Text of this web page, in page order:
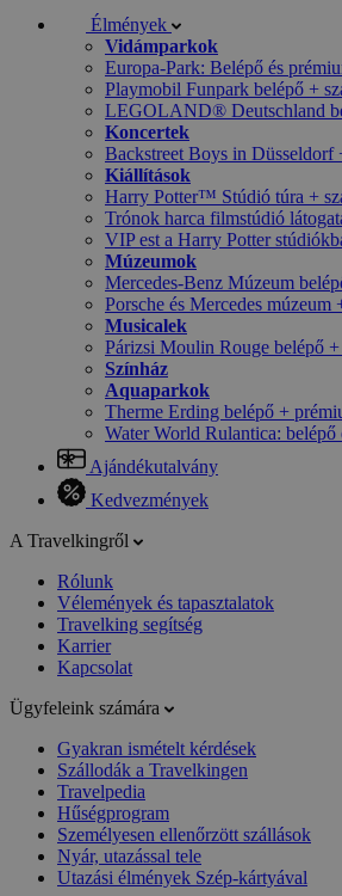
Élmények
Vidámparkok
Europa-Park: Belépő és
Playmobil Funpark belépő +
LEGOLAND® Deutschland
Koncertek
Backstreet Boys in Düsseldorf
Kiállítások
Harry Potter™ Stúdió túra +
Trónok harca filmstúdió
VIP est a Harry Potter
Múzeumok
Mercedes-Benz Múzeum
Porsche és Mercedes múzeum
Musicalek
Párizsi Moulin Rouge belépő +
Színház
Aquaparkok
Therme Erding belépő +
Water World Rulantica: belépő
Ajándékutalvány
Kedvezmények
A Travelkingről
Rólunk
Vélemények és tapasztalatok
Travelking segítség
Karrier
Kapcsolat
Ügyfeleink számára
Gyakran ismételt kérdések
Szállodák a Travelkingen
Travelpedia
Hűségprogram
Személyesen ellenőrzött szállások
Nyár, utazással tele
Utazási élmények Szép-kártyával